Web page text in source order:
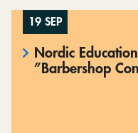
19 SEP
Nordic
”Barbershop